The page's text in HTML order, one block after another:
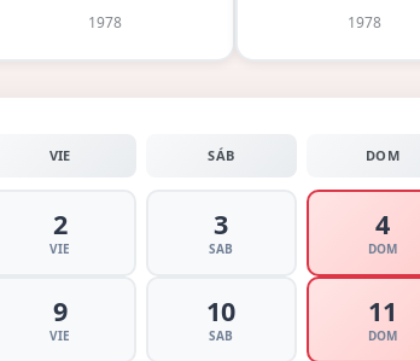
1978 1978
VIE SÁB DOM
2
VIE
3
SAB
4
DOM
9
VIE
10
SAB
11
DOM